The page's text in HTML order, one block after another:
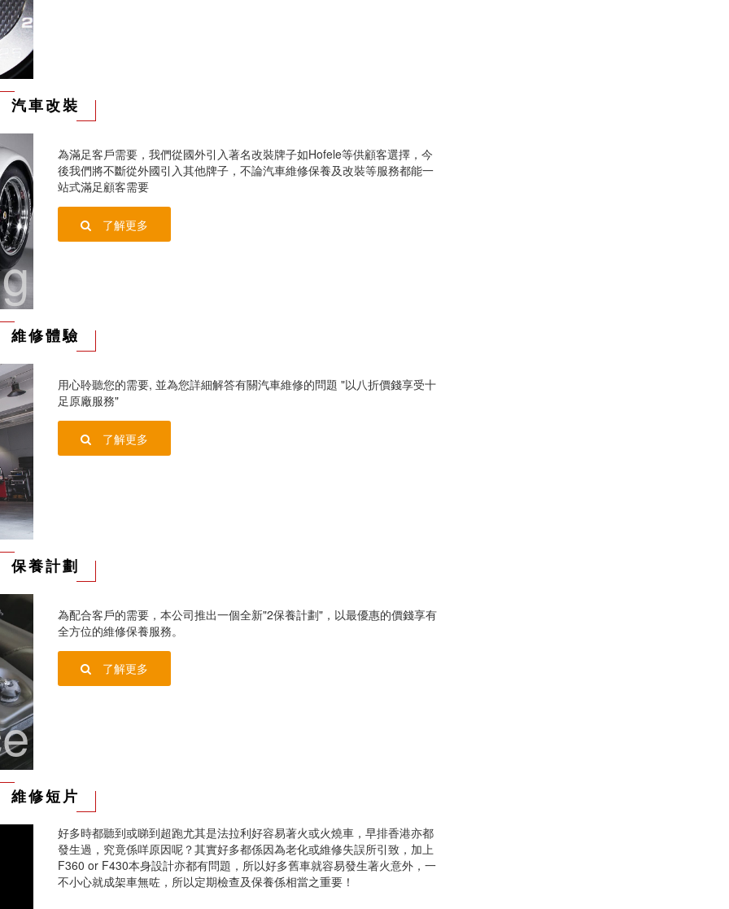
汽車改裝
為滿足客戶需要，我們從國外引入著名改裝牌子如Hofele等供顧客選擇，今
後我們將不斷從外國引入其他牌子，不論汽車維修保養及改裝等服務都能一
站式滿足顧客需要
了解更多
維修體驗
用心聆聽您的需要, 並為您詳細解答有關汽車維修的問題 "以八折價錢享受十
足原廠服務"
了解更多
保養計劃
為配合客戶的需要，本公司推出一個全新"2保養計劃"，以最優惠的價錢享有
全方位的維修保養服務。
了解更多
維修短片
好多時都聽到或睇到超跑尤其是法拉利好容易著火或火燒車，早排香港亦都
發生過，究竟係咩原因呢？其實好多都係因為老化或維修失誤所引致，加上
F360 or F430本身設計亦都有問題，所以好多舊車就容易發生著火意外，一
不小心就成架車無咗，所以定期檢查及保養係相當之重要！